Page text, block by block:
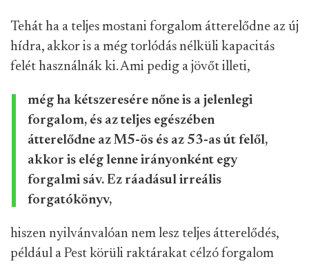
Tehát ha a teljes mostani forgalom átterelődne az új
hídra, akkor is a még torlódás nélküli kapacitás
felét használnák ki. Ami pedig a jövőt illeti,
még ha kétszeresére nőne is a jelenlegi
forgalom, és az teljes egészében
átterelődne az M5-ös és az 53-as út felől,
akkor is elég lenne irányonként egy
forgalmi sáv. Ez ráadásul irreális
forgatókönyv,
hiszen nyilvánvalóan nem lesz teljes átterelődés,
például a Pest körüli raktárakat célzó forgalom